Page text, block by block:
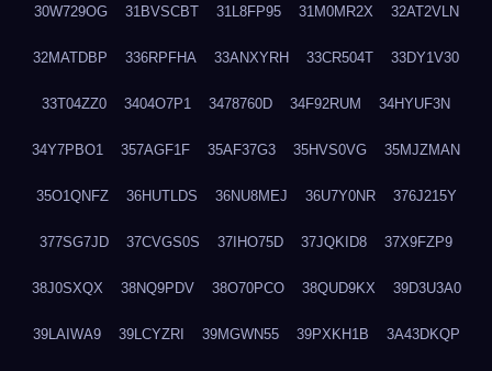
30W729OG 31BVSCBT 31L8FP95 31M0MR2X 32AT2VLN
32MATDBP 336RPFHA 33ANXYRH 33CR504T 33DY1V30
33T04ZZ0 3404O7P1 3478760D 34F92RUM 34HYUF3N
34Y7PBO1 357AGF1F 35AF37G3 35HVS0VG 35MJZMAN
35O1QNFZ 36HUTLDS 36NU8MEJ 36U7Y0NR 376J215Y
377SG7JD 37CVGS0S 37IHO75D 37JQKID8 37X9FZP9
38J0SXQX 38NQ9PDV 38O70PCO 38QUD9KX 39D3U3A0
39LAIWA9 39LCYZRI 39MGWN55 39PXKH1B 3A43DKQP